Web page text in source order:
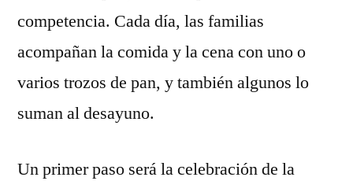
competencia. Cada día, las familias
acompañan la comida y la cena con uno o
varios trozos de pan, y también algunos lo
suman al desayuno.
Un primer paso será la celebración de la